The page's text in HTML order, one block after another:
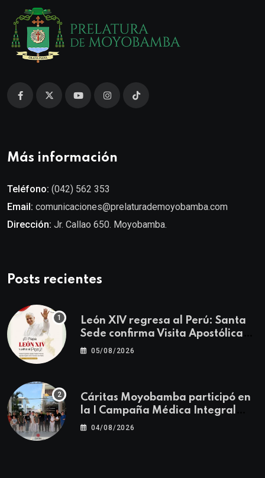
Más información
Teléfono: (042) 562 353
Email: comunicaciones@prelaturademoyobamba.com
Dirección: Jr. Callao 650. Moyobamba.
Posts recientes
León XIV regresa al Perú: Santa
Sede confirma Visita Apostólica
del 11 al 17 de noviembre
05/08/2026
Cáritas Moyobamba participó en
la I Campaña Médica Integral
Gratuita llevando salud y
04/08/2026